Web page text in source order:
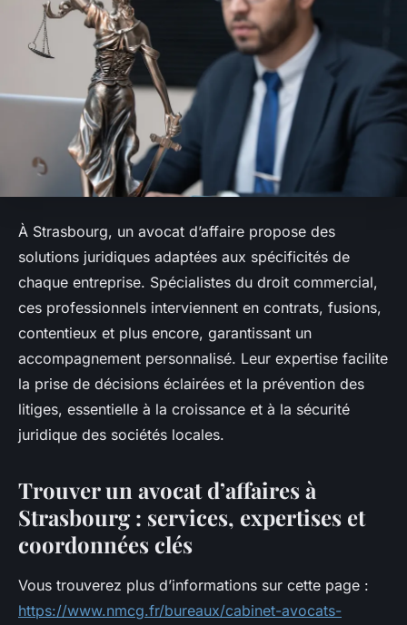
À Strasbourg, un avocat d’affaire propose des
solutions juridiques adaptées aux spécificités de
chaque entreprise. Spécialistes du droit commercial,
ces professionnels interviennent en contrats, fusions,
contentieux et plus encore, garantissant un
accompagnement personnalisé. Leur expertise facilite
la prise de décisions éclairées et la prévention des
litiges, essentielle à la croissance et à la sécurité
juridique des sociétés locales.
Trouver un avocat d’affaires à
Strasbourg : services, expertises et
coordonnées clés
Vous trouverez plus d’informations sur cette page :
https://www.nmcg.fr/bureaux/cabinet-avocats-